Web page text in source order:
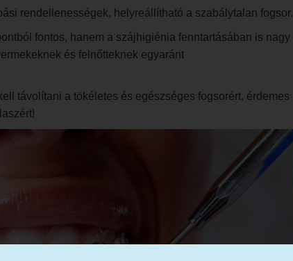
rendellenességek, helyreállítható a szabálytalan fogsor.
fontos, hanem a szájhigiénia fenntartásában is nagy
és felnőtteknek egyaránt
távolítani a tökéletes és egészséges fogsorért, érdemes